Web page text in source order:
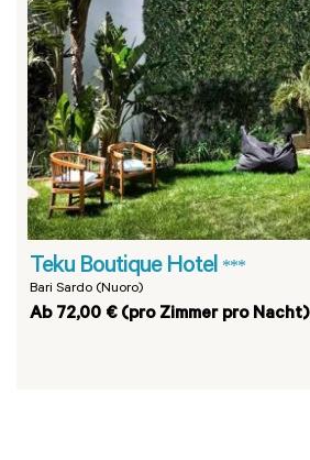
Teku Boutique Hotel ***
Bari Sardo (Nuoro)
Ab 72,00 € (pro Zimmer pro Nacht)